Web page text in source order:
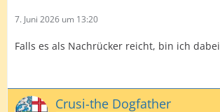
7. Juni 2026 um 13:20
Falls es als Nachrücker reicht, bin ich dabei
Crusi-the Dogfather